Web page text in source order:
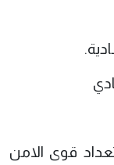
قوى الامن